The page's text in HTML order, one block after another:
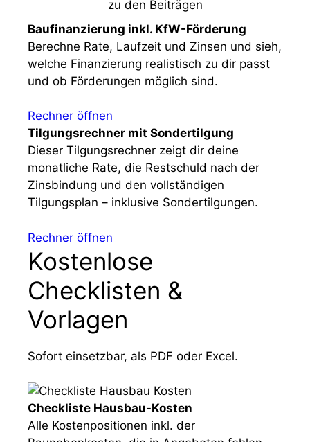
zu den Beiträgen
Baufinanzierung inkl. KfW-Förderung
Berechne Rate, Laufzeit und Zinsen und sieh,
welche Finanzierung realistisch zu dir passt
und ob Förderungen möglich sind.
Rechner öffnen
Tilgungsrechner mit Sondertilgung
Dieser Tilgungsrechner zeigt dir deine
monatliche Rate, die Restschuld nach der
Zinsbindung und den vollständigen
Tilgungsplan – inklusive Sondertilgungen.
Rechner öffnen
Kostenlose
Checklisten &
Vorlagen
Sofort einsetzbar, als PDF oder Excel.
Checkliste Hausbau-Kosten
Alle Kostenpositionen inkl. der